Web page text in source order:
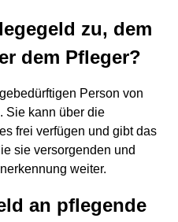
zu, dem
dem Pfleger?
Person von
Sie kann über die
frei verfügen und gibt das
sie versorgenden und
weiter.
an pflegende